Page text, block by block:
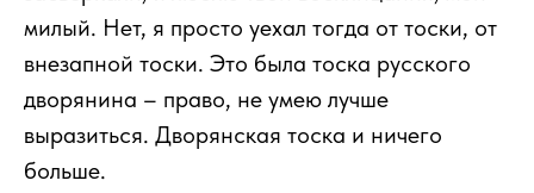
милый. Нет, я просто уехал тогда от тоски, от
внезапной тоски. Это была тоска русского
дворянина – право, не умею лучше
выразиться. Дворянская тоска и ничего
больше.